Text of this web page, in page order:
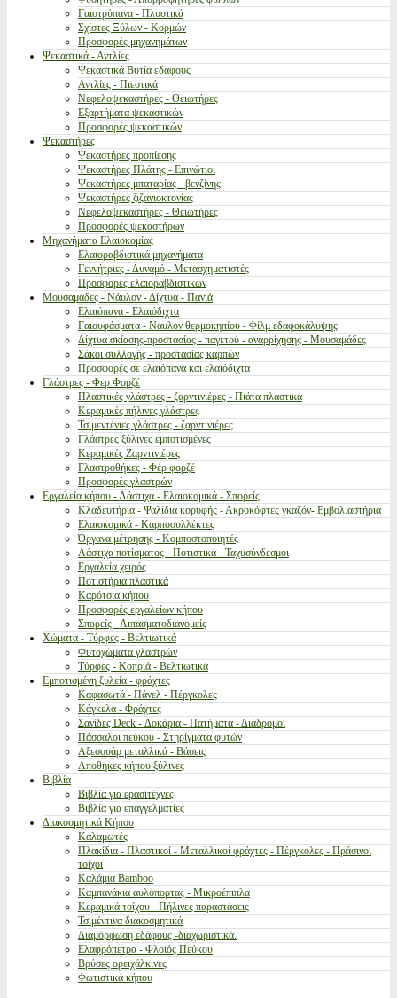
Γαιοτρύπανα - Πλυστικά
Σχίστες Ξύλων - Κορμών
Προσφορές μηχανημάτων
Ψεκαστικά - Αντλίες
Ψεκαστικά Βυτία εδάφους
Αντλίες - Πιεστικά
Νεφελοψεκαστήρες - Θειωτήρες
Εξαρτήματα ψεκαστικών
Προσφορές ψεκαστικών
Ψεκαστήρες
Ψεκαστήρες προπίεσης
Ψεκαστήρες Πλάτης - Επινώτιοι
Ψεκαστήρες μπαταρίας - βενζίνης
Ψεκαστήρες ζιζανιοκτονίας
Νεφελοψεκαστήρες - Θειωτήρες
Προσφορές ψεκαστήρων
Μηχανήματα Ελαιοκομίας
Ελαιοραβδιστικά μηχανήματα
Γεννήτριες - Δυναμό - Μετασχηματιστές
Προσφορές ελαιοραβδιστικών
Μουσαμάδες - Νάυλον - Δίχτυα - Πανιά
Ελαιόπανα - Ελαιόδιχτα
Γαιουφάσματα - Νάυλον θερμοκηπίου - Φίλμ εδαφοκάλυψης
Δίχτυα σκίασης-προστασίας - παγετού - αναρρίχησης - Μουσαμάδες
Σάκοι συλλογής - προστασίας καρπών
Προσφορές σε ελαιόπανα και ελαιόδιχτα
Γλάστρες - Φερ Φορζέ
Πλαστικές γλάστρες - ζαρντινιέρες - Πιάτα πλαστικά
Κεραμικές πήλινες γλάστρες
Τσιμεντένιες γλάστρες - ζαρντινιέρες
Γλάστρες ξύλινες εμποτισμένες
Κεραμικές Ζαρντινιέρες
Γλαστροθήκες - Φέρ φορζέ
Προσφορές γλαστρών
Εργαλεία κήπου - Λάστιχα - Ελαιοκομικά - Σπορείς
Κλαδευτήρια - Ψαλίδια κορυφής - Ακροκόφτες γκαζόν- Εμβολιαστήρια
Ελαιοκομικά - Καρποσυλλέκτες
Όργανα μέτρησης - Κομποστοποιητές
Λάστιχα ποτίσματος - Ποτιστικά - Ταχυσύνδεσμοι
Εργαλεία χειρός
Ποτιστήρια πλαστικά
Καρότσια κήπου
Προσφορές εργαλείων κήπου
Σπορείς - Λιπασματοδιανομείς
Χώματα - Τύρφες - Βελτιωτικά
Φυτοχώματα γλαστρών
Τύρφες - Κοπριά - Βελτιωτικά
Εμποτισμένη ξυλεία - φράχτες
Καφασωτά - Πάνελ - Πέργκολες
Κάγκελα - Φράχτες
Σανίδες Deck - Δοκάρια - Πατήματα - Διάδρομοι
Πάσσαλοι πεύκου - Στηρίγματα φυτών
Αξεσουάρ μεταλλικά - Βάσεις
Αποθήκες κήπου ξύλινες
Βιβλία
Βιβλία για ερασιτέχνες
Βιβλία για επαγγελματίες
Διακοσμητικά Κήπου
Καλαμωτές
Πλακίδια - Πλαστικοί - Μεταλλικοί φράχτες - Πέργκολες - Πράσινοι
τοίχοι
Καλάμια Bamboo
Καμπανάκια αυλόπορτας - Μικροέπιπλα
Κεραμικά τοίχου - Πήλινες παραστάσεις
Τσιμέντινα διακοσμητικά
Διαμόρφωση εδάφους -διαχωριστικά.
Ελαφρόπετρα - Φλοιός Πεύκου
Βρύσες ορειχάλκινες
Φωτιστικά κήπου